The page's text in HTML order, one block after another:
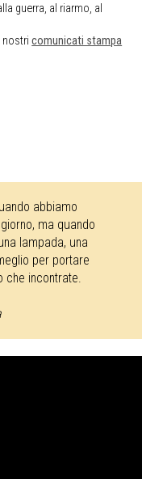
guerra, al riarmo, al
nostricomunicati stampa
abbiamo
ma quando
lampada, una
per portare
incontrate.